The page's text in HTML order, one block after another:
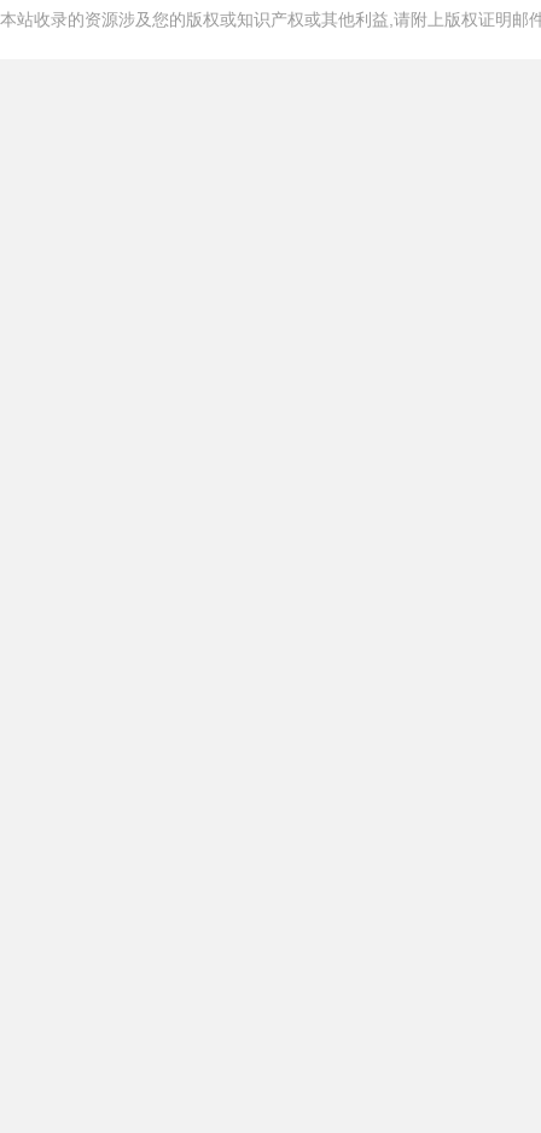
本站收录的资源涉及您的版权或知识产权或其他利益,请附上版权证明